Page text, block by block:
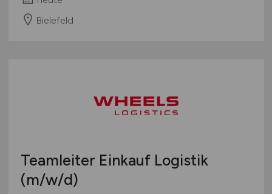
Bielefeld
Teamleiter Einkauf Logistik
(m/w/d)